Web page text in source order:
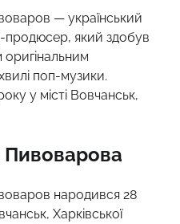
— український
продюсер, який здобув
оригінальним
поп-музики.
у місті Вовчанськ,
Пивоварова
народився 28
Харківської